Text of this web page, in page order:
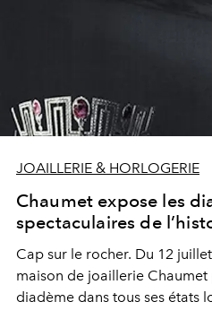
JOAILLERIE & HORLOGERIE
Chaumet expose les
spectaculaires de
Cap sur le rocher. Du 12
maison de joaillerie
diadème dans tous ses états